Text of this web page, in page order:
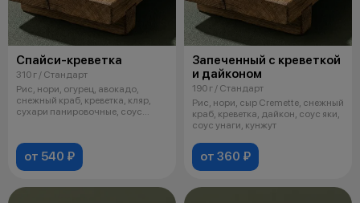
Спайси-креветка
310 г / Стандарт
Рис, нори, огурец, авокадо,
снежный краб, креветка, кляр,
сухари панировочные, соус
от 540 ₽
Запеченный с креветкой
и дайконом
190 г / Стандарт
Рис, нори, сыр Cremette, снежный
краб, креветка, дайкон, соус яки,
соус унаги, кунжут
от 360 ₽